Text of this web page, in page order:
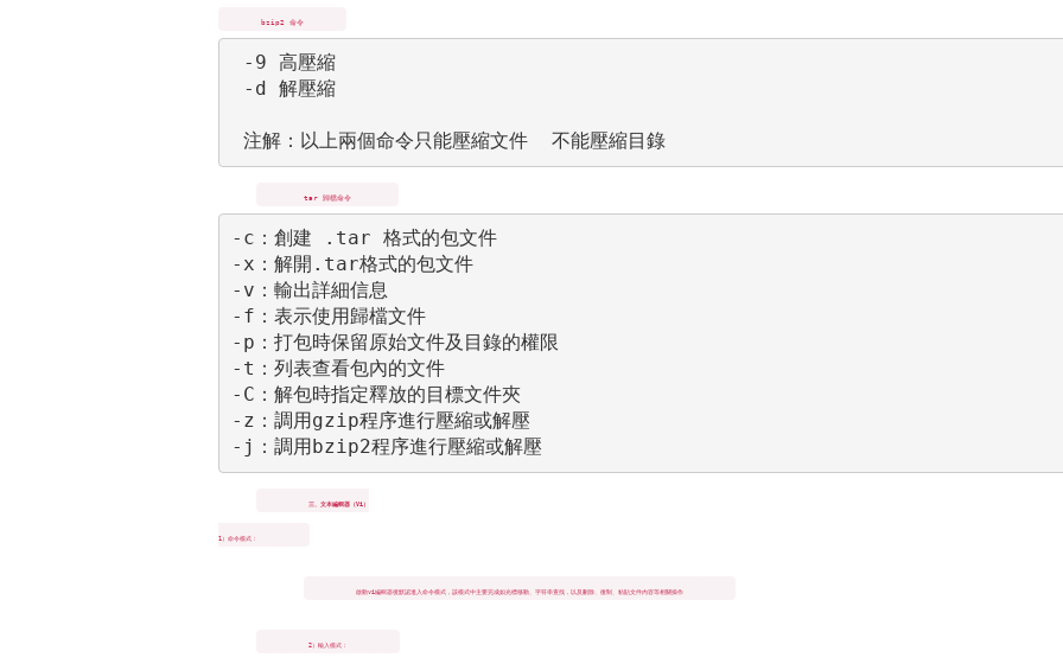
bzip2 命令
注解：以上兩個命令只能壓縮文件  不能壓縮目錄
tar 歸檔命令
-c：創建 .tar 格式的包文件
-x：解開.tar格式的包文件
-v：輸出詳細信息
-f：表示使用歸檔文件
-p：打包時保留原始文件及目錄的權限
-t：列表查看包內的文件
-C：解包時指定釋放的目標文件夾
-z：調用gzip程序進行壓縮或解壓
-j：調用bzip2程序進行壓縮或解壓
三、文本編輯器（Vi）
1）命令模式：
啟動vi編輯器後默認進入命令模式，該模式中主要完成如光標移動、字符串查找，以及刪除、復制、粘貼文件內容等相關操作
2）輸入模式：